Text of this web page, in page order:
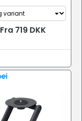
Fra 719 DKK